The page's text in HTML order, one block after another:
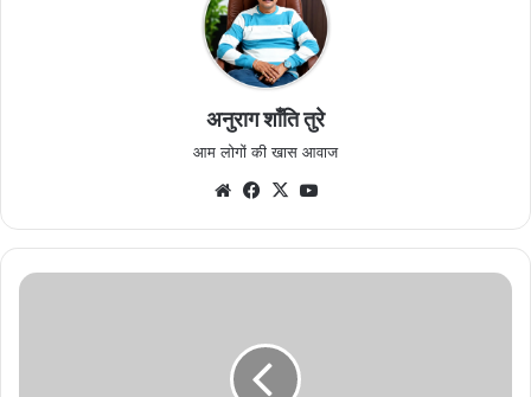
अनुराग शाँति तुरे
आम लोगों की खास आवाज
WebsiteFacebook
X
नकली